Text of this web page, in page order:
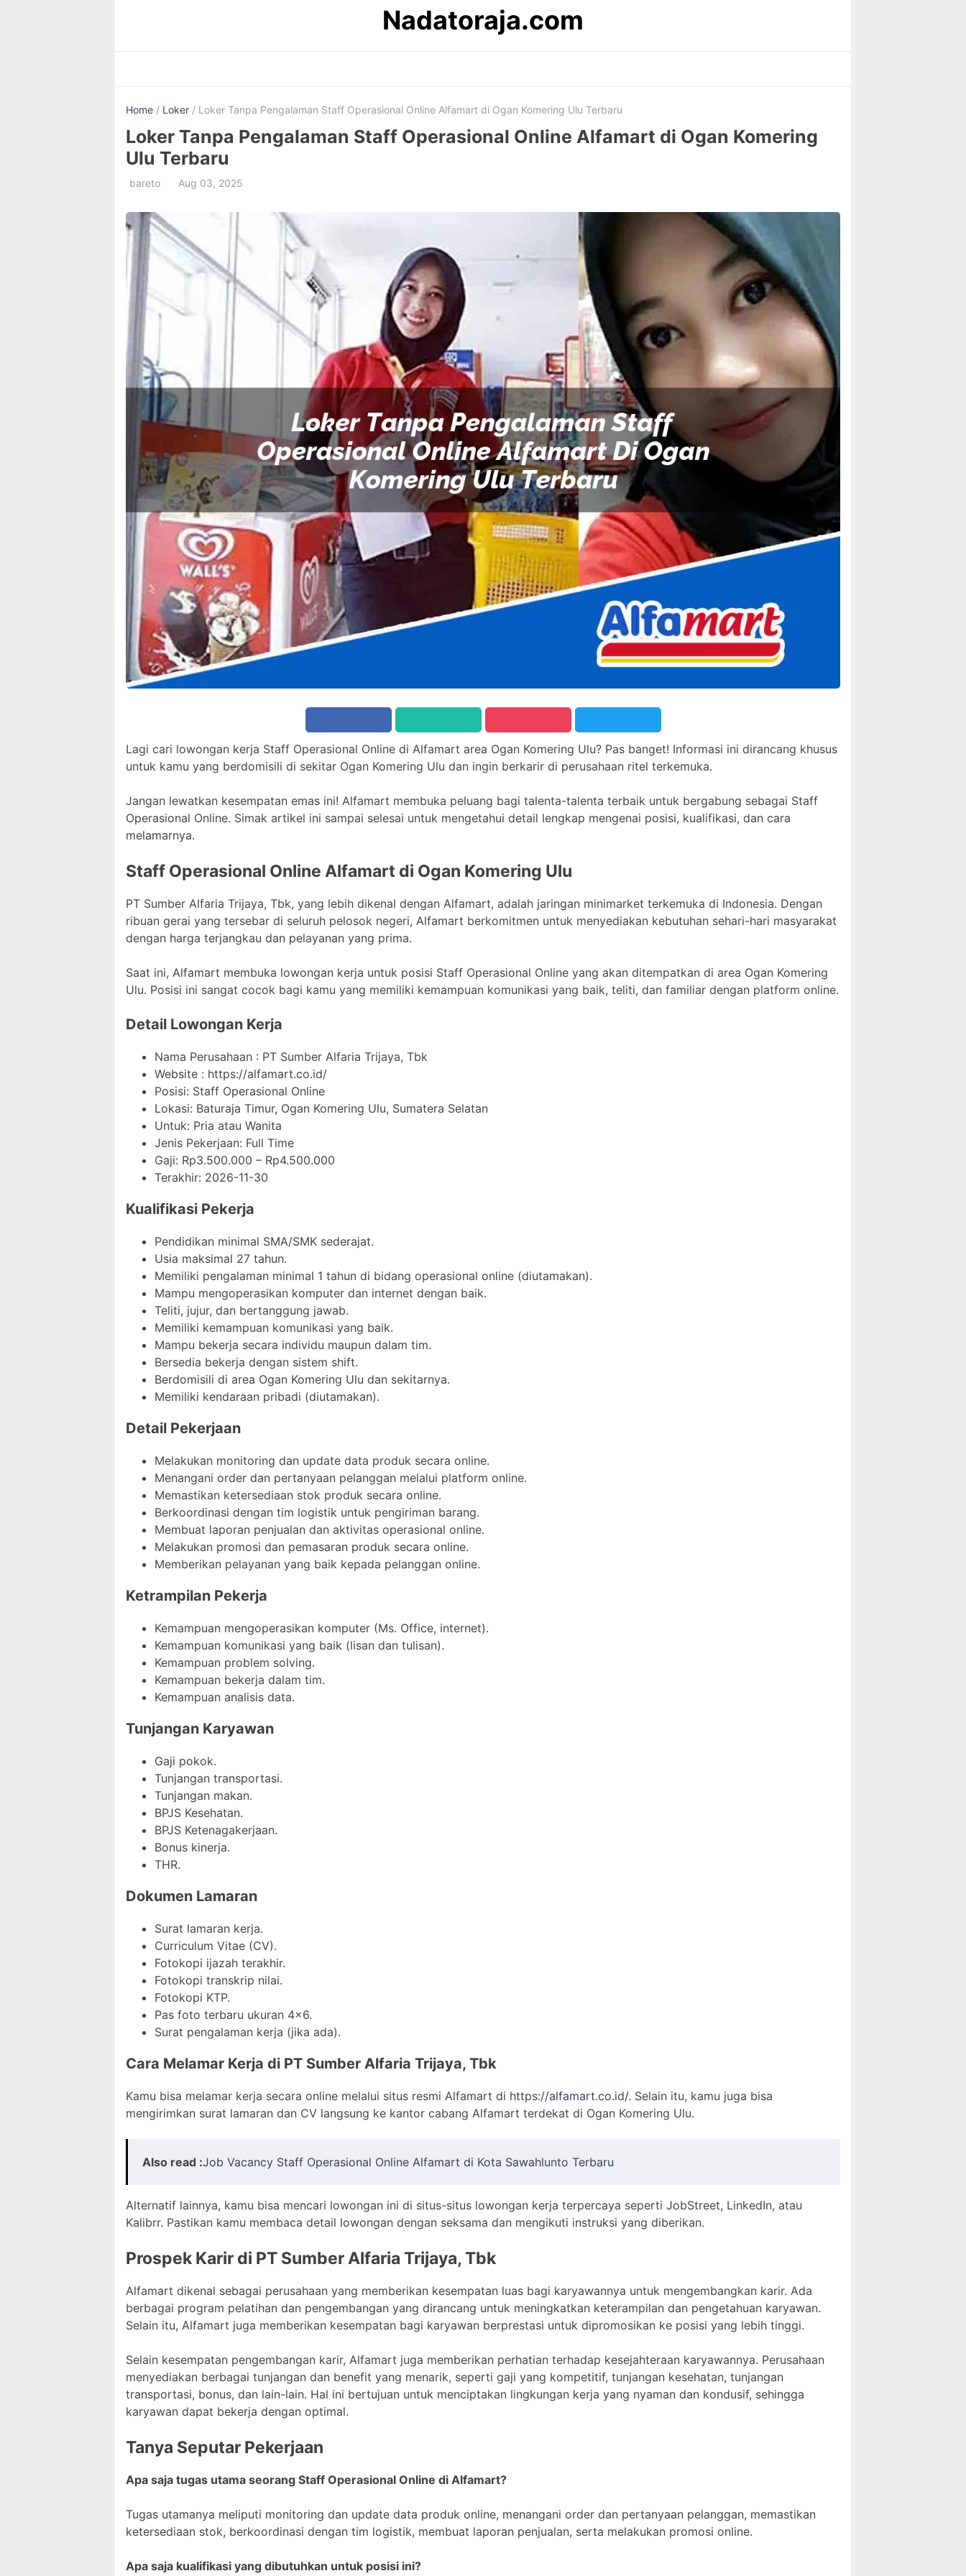
Nadatoraja.com
Home / Loker / Loker Tanpa Pengalaman Staff Operasional Online Alfamart di Ogan Komering Ulu Terbaru
Loker Tanpa Pengalaman Staff Operasional Online Alfamart di Ogan Komering
Ulu Terbaru
bareto Aug 03, 2025
Lagi cari lowongan kerja Staff Operasional Online di Alfamart area Ogan Komering Ulu? Pas banget! Informasi ini dirancang khusus
untuk kamu yang berdomisili di sekitar Ogan Komering Ulu dan ingin berkarir di perusahaan ritel terkemuka.
Jangan lewatkan kesempatan emas ini! Alfamart membuka peluang bagi talenta-talenta terbaik untuk bergabung sebagai Staff
Operasional Online. Simak artikel ini sampai selesai untuk mengetahui detail lengkap mengenai posisi, kualifikasi, dan cara
melamarnya.
Staff Operasional Online Alfamart di Ogan Komering Ulu
PT Sumber Alfaria Trijaya, Tbk, yang lebih dikenal dengan Alfamart, adalah jaringan minimarket terkemuka di Indonesia. Dengan
ribuan gerai yang tersebar di seluruh pelosok negeri, Alfamart berkomitmen untuk menyediakan kebutuhan sehari-hari masyarakat
dengan harga terjangkau dan pelayanan yang prima.
Saat ini, Alfamart membuka lowongan kerja untuk posisi Staff Operasional Online yang akan ditempatkan di area Ogan Komering
Ulu. Posisi ini sangat cocok bagi kamu yang memiliki kemampuan komunikasi yang baik, teliti, dan familiar dengan platform online.
Detail Lowongan Kerja
Nama Perusahaan : PT Sumber Alfaria Trijaya, Tbk
Website : https://alfamart.co.id/
Posisi: Staff Operasional Online
Lokasi: Baturaja Timur, Ogan Komering Ulu, Sumatera Selatan
Untuk: Pria atau Wanita
Jenis Pekerjaan: Full Time
Gaji: Rp3.500.000 – Rp4.500.000
Terakhir: 2026-11-30
Kualifikasi Pekerja
Pendidikan minimal SMA/SMK sederajat.
Usia maksimal 27 tahun.
Memiliki pengalaman minimal 1 tahun di bidang operasional online (diutamakan).
Mampu mengoperasikan komputer dan internet dengan baik.
Teliti, jujur, dan bertanggung jawab.
Memiliki kemampuan komunikasi yang baik.
Mampu bekerja secara individu maupun dalam tim.
Bersedia bekerja dengan sistem shift.
Berdomisili di area Ogan Komering Ulu dan sekitarnya.
Memiliki kendaraan pribadi (diutamakan).
Detail Pekerjaan
Melakukan monitoring dan update data produk secara online.
Menangani order dan pertanyaan pelanggan melalui platform online.
Memastikan ketersediaan stok produk secara online.
Berkoordinasi dengan tim logistik untuk pengiriman barang.
Membuat laporan penjualan dan aktivitas operasional online.
Melakukan promosi dan pemasaran produk secara online.
Memberikan pelayanan yang baik kepada pelanggan online.
Ketrampilan Pekerja
Kemampuan mengoperasikan komputer (Ms. Office, internet).
Kemampuan komunikasi yang baik (lisan dan tulisan).
Kemampuan problem solving.
Kemampuan bekerja dalam tim.
Kemampuan analisis data.
Tunjangan Karyawan
Gaji pokok.
Tunjangan transportasi.
Tunjangan makan.
BPJS Kesehatan.
BPJS Ketenagakerjaan.
Bonus kinerja.
THR.
Dokumen Lamaran
Surat lamaran kerja.
Curriculum Vitae (CV).
Fotokopi ijazah terakhir.
Fotokopi transkrip nilai.
Fotokopi KTP.
Pas foto terbaru ukuran 4×6.
Surat pengalaman kerja (jika ada).
Cara Melamar Kerja di PT Sumber Alfaria Trijaya, Tbk
Kamu bisa melamar kerja secara online melalui situs resmi Alfamart di https://alfamart.co.id/. Selain itu, kamu juga bisa
mengirimkan surat lamaran dan CV langsung ke kantor cabang Alfamart terdekat di Ogan Komering Ulu.
Also read :Job Vacancy Staff Operasional Online Alfamart di Kota Sawahlunto Terbaru
Alternatif lainnya, kamu bisa mencari lowongan ini di situs-situs lowongan kerja terpercaya seperti JobStreet, LinkedIn, atau
Kalibrr. Pastikan kamu membaca detail lowongan dengan seksama dan mengikuti instruksi yang diberikan.
Prospek Karir di PT Sumber Alfaria Trijaya, Tbk
Alfamart dikenal sebagai perusahaan yang memberikan kesempatan luas bagi karyawannya untuk mengembangkan karir. Ada
berbagai program pelatihan dan pengembangan yang dirancang untuk meningkatkan keterampilan dan pengetahuan karyawan.
Selain itu, Alfamart juga memberikan kesempatan bagi karyawan berprestasi untuk dipromosikan ke posisi yang lebih tinggi.
Selain kesempatan pengembangan karir, Alfamart juga memberikan perhatian terhadap kesejahteraan karyawannya. Perusahaan
menyediakan berbagai tunjangan dan benefit yang menarik, seperti gaji yang kompetitif, tunjangan kesehatan, tunjangan
transportasi, bonus, dan lain-lain. Hal ini bertujuan untuk menciptakan lingkungan kerja yang nyaman dan kondusif, sehingga
karyawan dapat bekerja dengan optimal.
Tanya Seputar Pekerjaan
Apa saja tugas utama seorang Staff Operasional Online di Alfamart?
Tugas utamanya meliputi monitoring dan update data produk online, menangani order dan pertanyaan pelanggan, memastikan
ketersediaan stok, berkoordinasi dengan tim logistik, membuat laporan penjualan, serta melakukan promosi online.
Apa saja kualifikasi yang dibutuhkan untuk posisi ini?